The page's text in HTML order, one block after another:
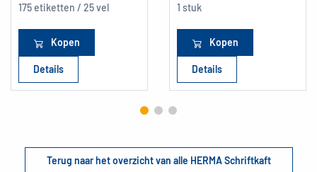
175 etiketten / 25 vel
Kopen
Details
1 stuk
Kopen
Details
Terug naar het overzicht van alle HERMA Schriftkaft